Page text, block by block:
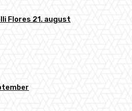
Flores 21. august